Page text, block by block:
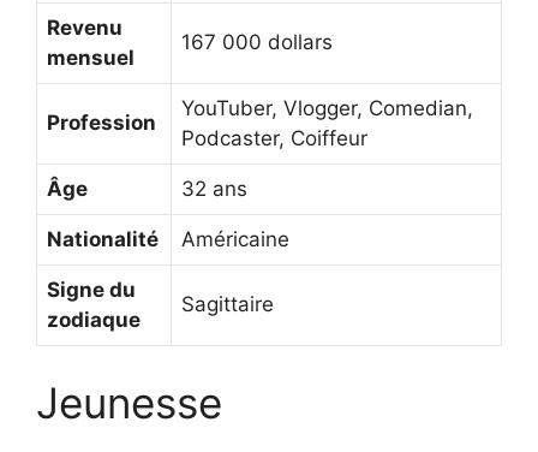
Revenu
mensuel
167 000 dollars
Profession
YouTuber, Vlogger, Comedian,
Podcaster, Coiffeur
Âge 32 ans
Nationalité Américaine
Signe du
zodiaque
Sagittaire
Jeunesse